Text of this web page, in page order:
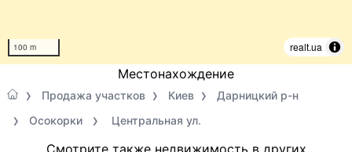
100 m realt.ua
Местонахождение
Продажа участков Киев
Дарницкий р-н
Осокорки
Центральная ул.
Смотрите также недвижимость в других